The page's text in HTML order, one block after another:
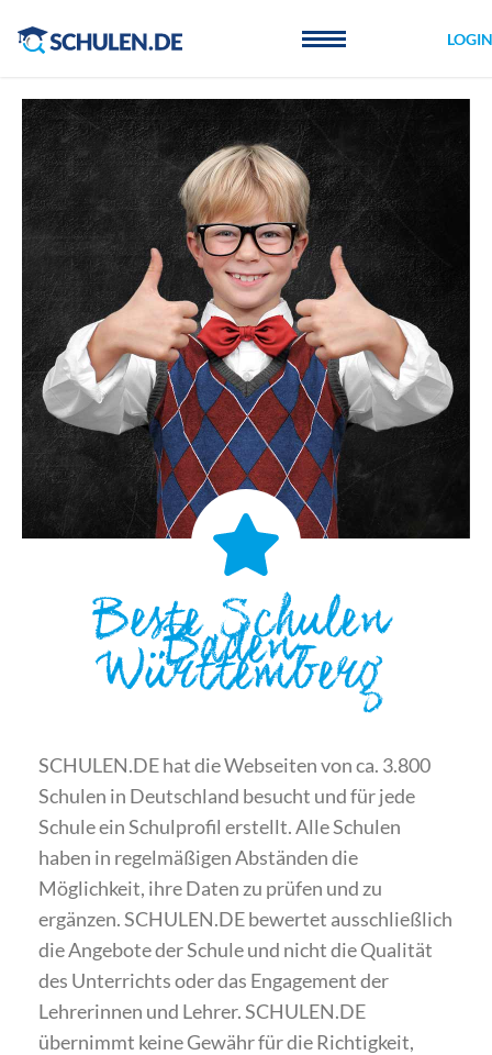
LOGIN
Beste Schulen
Baden-
Württemberg
SCHULEN.DE hat die Webseiten von ca. 3.800
Schulen in Deutschland besucht und für jede
Schule ein Schulprofil erstellt. Alle Schulen
haben in regelmäßigen Abständen die
Möglichkeit, ihre Daten zu prüfen und zu
ergänzen. SCHULEN.DE bewertet ausschließlich
die Angebote der Schule und nicht die Qualität
des Unterrichts oder das Engagement der
Lehrerinnen und Lehrer. SCHULEN.DE
übernimmt keine Gewähr für die Richtigkeit,